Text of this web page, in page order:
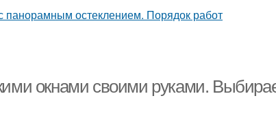
окнами своими руками.